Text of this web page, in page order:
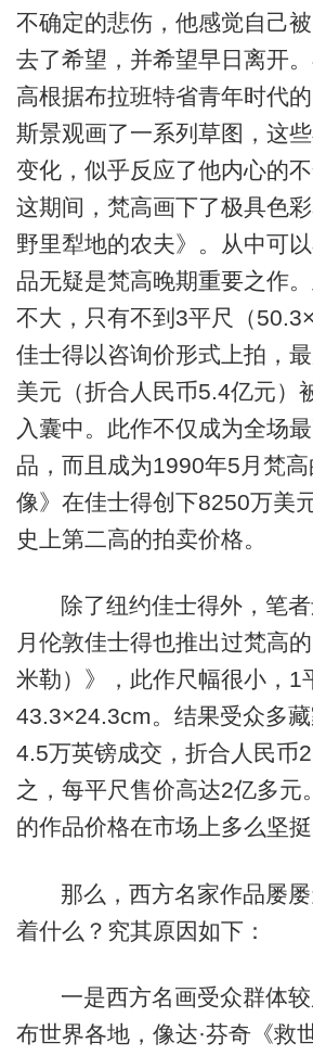
不确定的悲伤，他感觉自己
去了希望，并希望早日离开
高根据布拉班特省青年时代
斯景观画了一系列草图，这
变化，似乎反应了他内心的
这期间，梵高画下了极具色
野里犁地的农夫》。从中可
品无疑是梵高晚期重要之作
不大，只有不到3平尺（
佳士得以咨询价形式上拍，
美元（折合人民币5.4亿元）
入囊中。此作不仅成为全场
品，而且成为1990年5月梵
像》在佳士得创下8250万美
史上第二高的拍卖价格。
除了纽约佳士得外，笔
月伦敦佳士得也推出过梵高
米勒）》，此作尺幅很小，1
43.3×24.3cm。结果受众多
4.5万英镑成交，折合人民币
之，每平尺售价高达2亿多元
的作品价格在市场上多么坚挺
那么，西方名家作品屡
着什么？究其原因如下：
一是西方名画受众群体
布世界各地，像达·芬奇《救